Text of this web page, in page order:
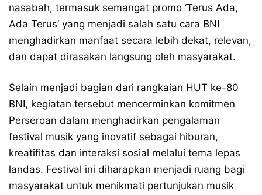
nasabah, termasuk semangat promo ‘Terus Ada,
Ada Terus’ yang menjadi salah satu cara BNI
menghadirkan manfaat secara lebih dekat, relevan,
dan dapat dirasakan langsung oleh masyarakat.
Selain menjadi bagian dari rangkaian HUT ke-80
BNI, kegiatan tersebut mencerminkan komitmen
Perseroan dalam menghadirkan pengalaman
festival musik yang inovatif sebagai hiburan,
kreatifitas dan interaksi sosial melalui tema lepas
landas. Festival ini diharapkan menjadi ruang bagi
masyarakat untuk menikmati pertunjukan musik